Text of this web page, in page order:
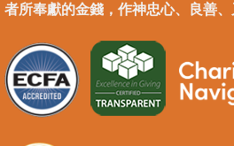
者所奉獻的金錢，作神忠心、良善、